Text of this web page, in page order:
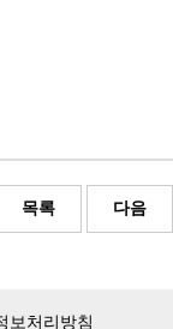
목록 다음
보처리방침